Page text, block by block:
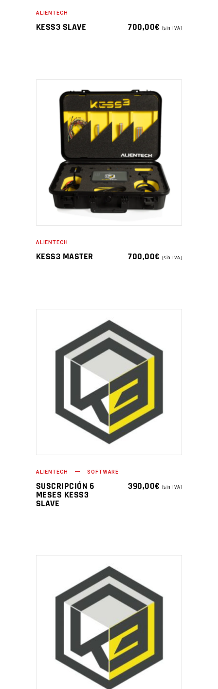
ALIENTECH
KESS3 SLAVE 700,00€ (sin IVA)
ALIENTECH
KESS3 MASTER 700,00€ (sin IVA)
ALIENTECH SOFTWARE
SUSCRIPCIÓN 6
MESES KESS3
SLAVE
390,00€ (sin IVA)